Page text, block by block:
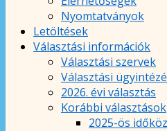
Nyomtatványok
Letöltések
Választási információk
Választási szervek
Választási
2026. évi választás
Korábbi választások
2025-ös